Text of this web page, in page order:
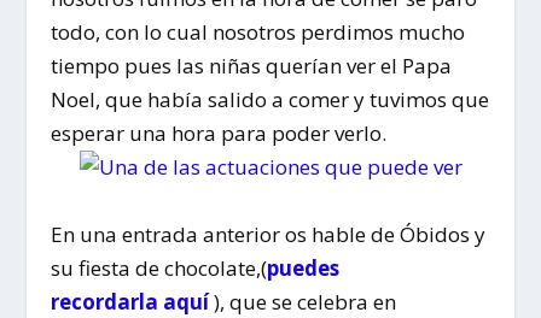
todo, con lo cual nosotros perdimos mucho
tiempo pues las niñas querían ver el Papa
Noel, que había salido a comer y tuvimos que
esperar una hora para poder verlo.
En una entrada anterior os hable de Óbidos y
su fiesta de chocolate,(puedes
recordarla aquí), que se celebra en